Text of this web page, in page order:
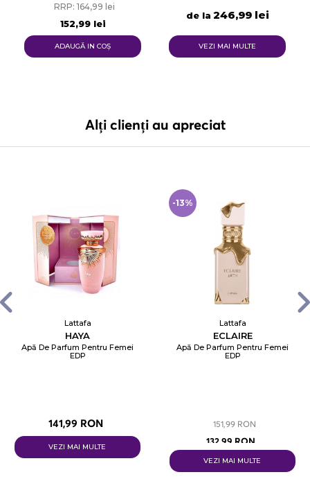
RRP: 164,99 lei
152,99 lei
ADAUGĂ IN COŞ
de la 246,99 lei
VEZI MAI MULTE
Alți clienți au apreciat
Lattafa
HAYA
Apă De Parfum Pentru Femei
EDP
141,99 RON
VEZI MAI MULTE
-13%
Lattafa
ECLAIRE
Apă De Parfum Pentru Femei
EDP
151,99 RON
132,99 RON
VEZI MAI MULTE